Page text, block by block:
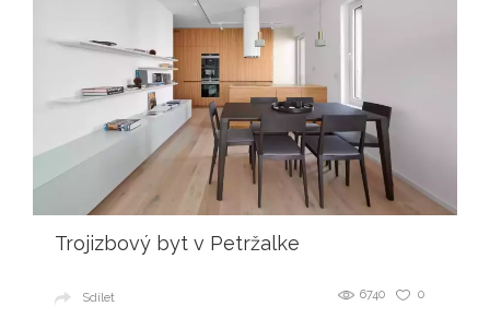
Trojizbový byt v Petržalke
0
6740
Sdílet